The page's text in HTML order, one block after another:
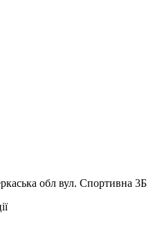
обл вул. Спортивна 3Б